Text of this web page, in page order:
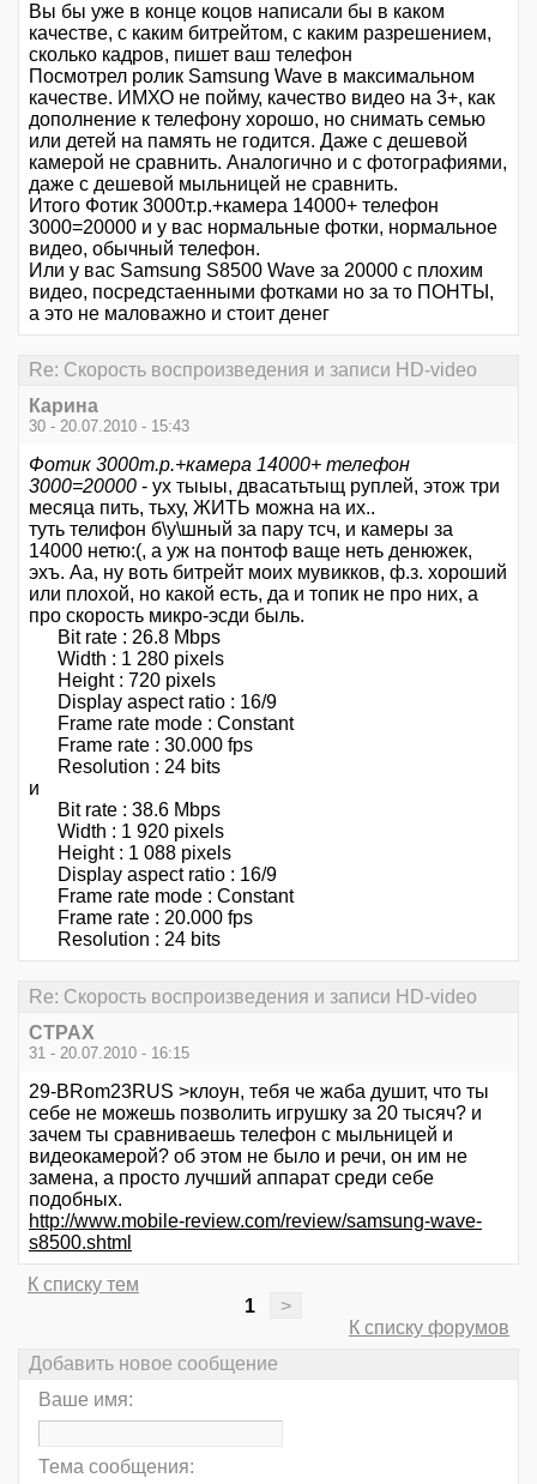
Вы бы уже в конце коцов написали бы в каком
качестве, с каким битрейтом, с каким разрешением,
сколько кадров, пишет ваш телефон
Посмотрел ролик Samsung Wave в максимальном
качестве. ИМХО не пойму, качество видео на 3+, как
дополнение к телефону хорошо, но снимать семью
или детей на память не годится. Даже с дешевой
камерой не сравнить. Аналогично и с фотографиями,
даже с дешевой мыльницей не сравнить.
Итого Фотик 3000т.р.+камера 14000+ телефон
3000=20000 и у вас нормальные фотки, нормальное
видео, обычный телефон.
Или у вас Samsung S8500 Wave за 20000 с плохим
видео, посредстаенными фотками но за то ПОНТЫ,
а это не маловажно и стоит денег
Re: Скорость воспроизведения и записи HD-video
Карина
30 - 20.07.2010 - 15:43
Фотик 3000т.р.+камера 14000+ телефон
3000=20000 - ух тыыы, двасатьтыщ руплей, этож три
месяца пить, тьху, ЖИТЬ можна на их..
туть телифон б\у\шный за пару тсч, и камеры за
14000 нетю:(, а уж на понтоф ваще неть денюжек,
эхъ. Аа, ну воть битрейт моих мувикков, ф.з. хороший
или плохой, но какой есть, да и топик не про них, а
про скорость микро-эсди быль.
Bit rate : 26.8 Mbps
Width : 1 280 pixels
Height : 720 pixels
Display aspect ratio : 16/9
Frame rate mode : Constant
Frame rate : 30.000 fps
Resolution : 24 bits
и
Bit rate : 38.6 Mbps
Width : 1 920 pixels
Height : 1 088 pixels
Display aspect ratio : 16/9
Frame rate mode : Constant
Frame rate : 20.000 fps
Resolution : 24 bits
Re: Скорость воспроизведения и записи HD-video
CTPAX
31 - 20.07.2010 - 16:15
29-BRom23RUS >клоун, тебя че жаба душит, что ты
себе не можешь позволить игрушку за 20 тысяч? и
зачем ты сравниваешь телефон с мыльницей и
видеокамерой? об этом не было и речи, он им не
замена, а просто лучший аппарат среди себе
подобных.
http://www.mobile-review.com/review/samsung-wave-
s8500.shtml
К списку тем
1
>
К списку форумов
Добавить новое сообщение
Ваше имя:
Тема сообщения: